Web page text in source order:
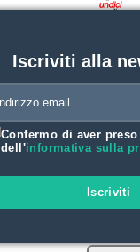
Iscriviti alla
Confermo di aver
dell'informativa sulla
Iscriviti